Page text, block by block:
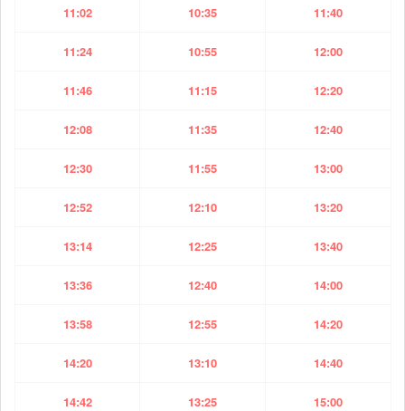
11:02 10:35 11:40
11:24 10:55 12:00
11:46 11:15 12:20
12:08 11:35 12:40
12:30 11:55 13:00
12:52 12:10 13:20
13:14 12:25 13:40
13:36 12:40 14:00
13:58 12:55 14:20
14:20 13:10 14:40
14:42 13:25 15:00